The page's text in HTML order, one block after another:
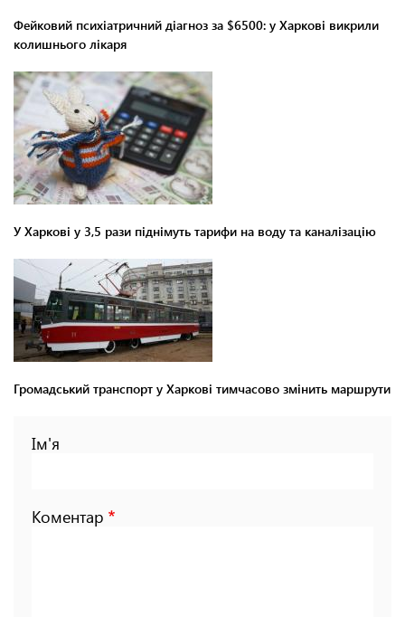
Фейковий психіатричний діагноз за $6500: у Харкові викрили
колишнього лікаря
У Харкові у 3,5 рази піднімуть тарифи на воду та каналізацію
Громадський транспорт у Харкові тимчасово змінить маршрути
Ім'я
Коментар